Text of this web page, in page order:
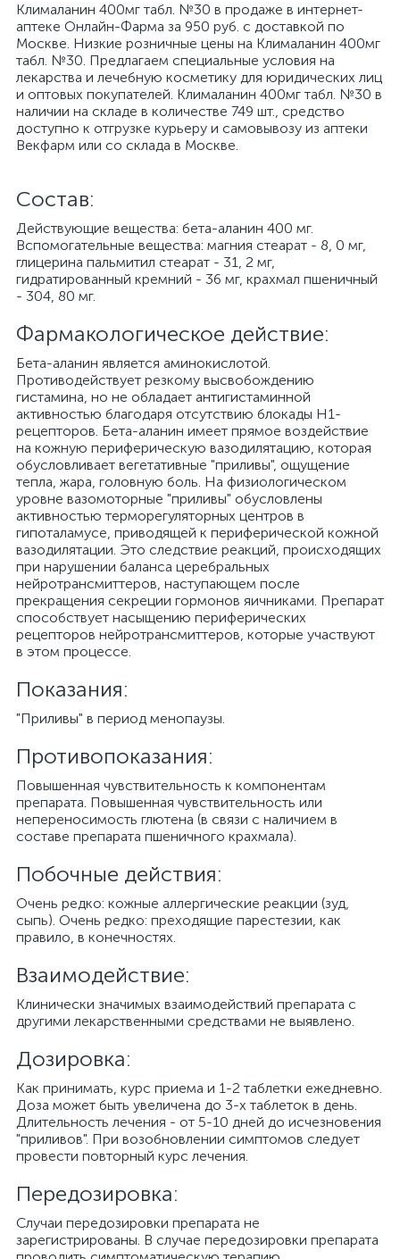
Клималанин 400мг табл. №30 в продаже в интернет-
аптеке Онлайн-Фарма за 950 руб. с доставкой по
Москве. Низкие розничные цены на Клималанин 400мг
табл. №30. Предлагаем специальные условия на
лекарства и лечебную косметику для юридических лиц
и оптовых покупателей. Клималанин 400мг табл. №30 в
наличии на складе в количестве 749 шт., средство
доступно к отгрузке курьеру и самовывозу из аптеки
Векфарм или со склада в Москве.
Cостав:
Действующие вещества: бета-аланин 400 мг.
Вспомогательные вещества: магния стеарат - 8, 0 мг,
глицерина пальмитил стеарат - 31, 2 мг,
гидратированный кремний - 36 мг, крахмал пшеничный
- 304, 80 мг.
Фармакологическое действие:
Бета-аланин является аминокислотой.
Противодействует резкому высвобождению
гистамина, но не обладает антигистаминной
активностью благодаря отсутствию блокады Н1-
рецепторов. Бета-аланин имеет прямое воздействие
на кожную периферическую вазодилятацию, которая
обусловливает вегетативные "приливы", ощущение
тепла, жара, головную боль. На физиологическом
уровне вазомоторные "приливы" обусловлены
активностью терморегуляторных центров в
гипоталамусе, приводящей к периферической кожной
вазодилятации. Это следствие реакций, происходящих
при нарушении баланса церебральных
нейротрансмиттеров, наступающем после
прекращения секреции гормонов яичниками. Препарат
способствует насыщению периферических
рецепторов нейротрансмиттеров, которые участвуют
в этом процессе.
Показания:
"Приливы" в период менопаузы.
Противопоказания:
Повышенная чувствительность к компонентам
препарата. Повышенная чувствительность или
непереносимость глютена (в связи с наличием в
составе препарата пшеничного крахмала).
Побочные действия:
Очень редко: кожные аллергические реакции (зуд,
сыпь). Очень редко: преходящие парестезии, как
правило, в конечностях.
Взаимодействие:
Клинически значимых взаимодействий препарата с
другими лекарственными средствами не выявлено.
Дозировка:
Как принимать, курс приема и 1-2 таблетки ежедневно.
Доза может быть увеличена до 3-х таблеток в день.
Длительность лечения - от 5-10 дней до исчезновения
"приливов". При возобновлении симптомов следует
провести повторный курс лечения.
Передозировка:
Случаи передозировки препарата не
зарегистрированы. В случае передозировки препарата